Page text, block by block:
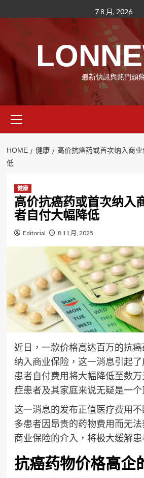
to
7 8 月, 2026
最新快訊與熱門頭
Menu
HOME 健康
高价抗癌药或首次纳入商
低
健康
高价抗癌药或首次纳入
者自付大幅降低
Editorial 8 11 月, 2025
近日，一款价格高达百万的抗
纳入商业保险，这一消息引起
患者自付费用将大幅降低至数
症患者及其家庭来说无疑是一个
这一消息的发布正值医疗费用
多患者因昂贵的药物费用而无法
商业保险的介入，将极大缓解患
抗癌药物价格高企